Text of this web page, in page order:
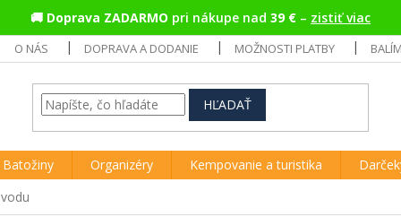
🚚 Doprava ZADARMO pri nákupe nad 39 € – zistiť viac
O NÁS DOPRAVA A DODANIE MOŽNOSTI PLATBY
HĽADAŤ
Batožiny Organizéry Kempovanie a turistika